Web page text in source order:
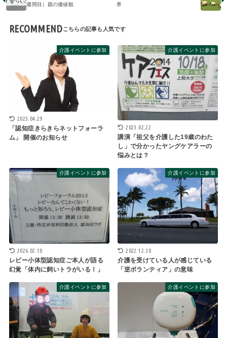
週間目）親の価値観
界
RECOMMEND
介護イベントに参加
2023.04.29
「認知症きらきらネットフォーラ
ム」 開催のお知らせ
介護イベントに参加
2023.02.22
講演「祖父を介護した19歳のわた
し」で分かったヤングケアラーの
悩みとは？
介護イベントに参加
2026.02.10
レビー小体型認知症ご本人が語る
幻覚「体内に飼いトラがいる！」
介護イベントに参加
2022.12.30
介護を受けている人が感じている
「逆ボランティア」の意味
介護イベントに参加 介護イベントに参加